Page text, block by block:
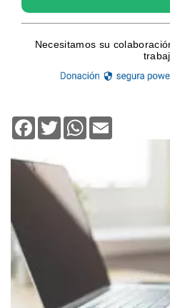
Facebook
TwitterWhatsApp